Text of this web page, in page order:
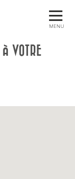
MENU
VOTRE